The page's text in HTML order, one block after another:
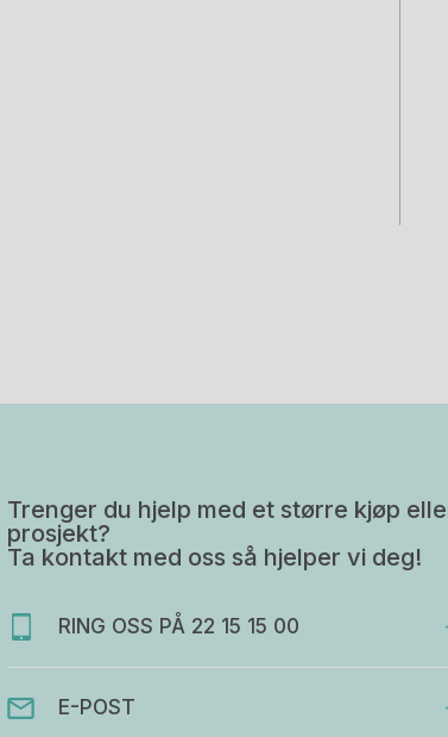
Trenger du hjelp med et større kjøp
prosjekt?
Ta kontakt med oss så hjelper vi deg!
RING OSS PÅ 22 15 15 00
E-POST